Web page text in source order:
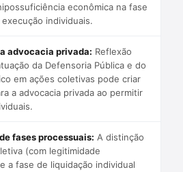
econômica na fase
individuais.
advocacia privada: Reflexão
da Defensoria Pública e do
em ações coletivas pode criar
a advocacia privada ao permitir
fases processuais: A distinção
(com legitimidade
a fase de liquidação individual